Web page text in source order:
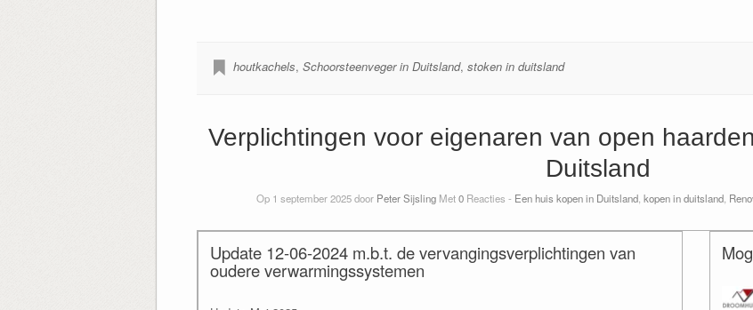
houtkachels, Schoorsteenveger in Duitsland, stoken in duitsland
Verplichtingen voor eigenaren van open
Duitsland
Op 1 september 2025 door Peter Sijsling Met0 Reacties - Een huis kopen in Duitsland, kopen in duitsland,
Update 12-06-2024 m.b.t. de vervangingsverplichtingen van
oudere verwarmingssystemen